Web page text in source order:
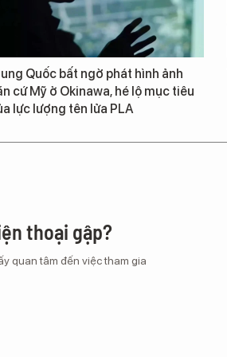
Quốc bất ngờ phát hình ảnh
cứ Mỹ ở Okinawa, hé lộ mục tiêu
lực lượng tên lửa PLA
thoại gập?
quan tâm đến việc tham gia